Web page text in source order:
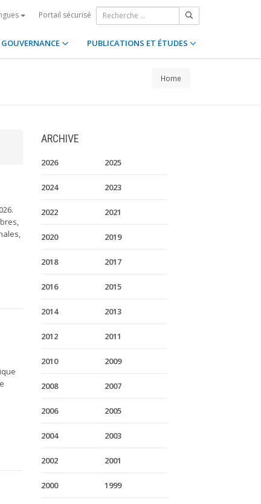
Portail sécurisé
GOUVERNANCE PUBLICATIONS ET ÉTUDES
Home
ARCHIVE
2026 2025
2024 2023
2022 2021
2020 2019
2018 2017
2016 2015
2014 2013
2012 2011
2010 2009
2008 2007
2006 2005
2004 2003
2002 2001
2000 1999